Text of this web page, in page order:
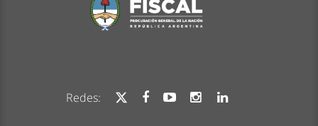
Redes: